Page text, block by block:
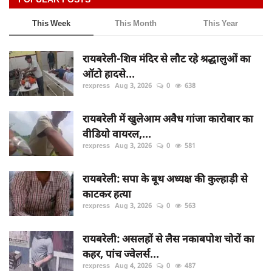
This Week This Month This Year
रायबरेली-शिव मंदिर से लौट रहे श्रद्धालुओं का
ऑटो हादसे...
rexpress Aug 3, 2026 0 638
रायबरेली में खुलेआम अवैध गांजा कारोबार का
वीडियो वायरल,...
rexpress Aug 3, 2026 0 581
रायबरेली: सपा के बूथ अध्यक्ष की कुल्हाड़ी से
काटकर हत्या
rexpress Aug 3, 2026 0 563
रायबरेली: असलहों से लैस नकाबपोश चोरों का
कहर, पांच ज्वेलर्स...
rexpress Aug 4, 2026 0 487